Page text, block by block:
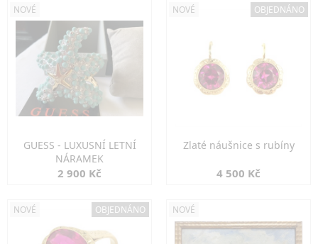
NOVÉ
GUESS - LUXUSNÍ LETNÍ
NÁRAMEK
2 900 Kč
NOVÉ OBJEDNÁNO
Zlaté náušnice s rubíny
4 500 Kč
NOVÉ OBJEDNÁNO NOVÉ